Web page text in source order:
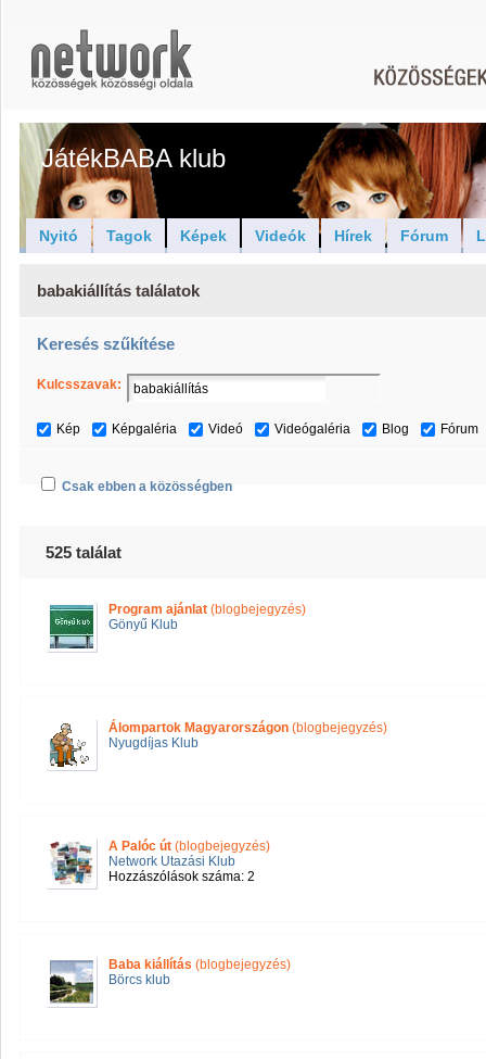
JátékBABA klub
Nyitó Tagok Képek Videók Hírek Fórum
babakiállítás találatok
Keresés szűkítése
Kulcsszavak:
Kép Képgaléria Videó Videógaléria Blog Fórum
Csak ebben a közösségben
525 találat
Program ajánlat (blogbejegyzés)
Gönyű Klub
Álompartok Magyarországon (blogbejegyzés)
Nyugdíjas Klub
A Palóc út (blogbejegyzés)
Network Utazási Klub
Hozzászólások száma: 2
Baba kiállítás (blogbejegyzés)
Börcs klub